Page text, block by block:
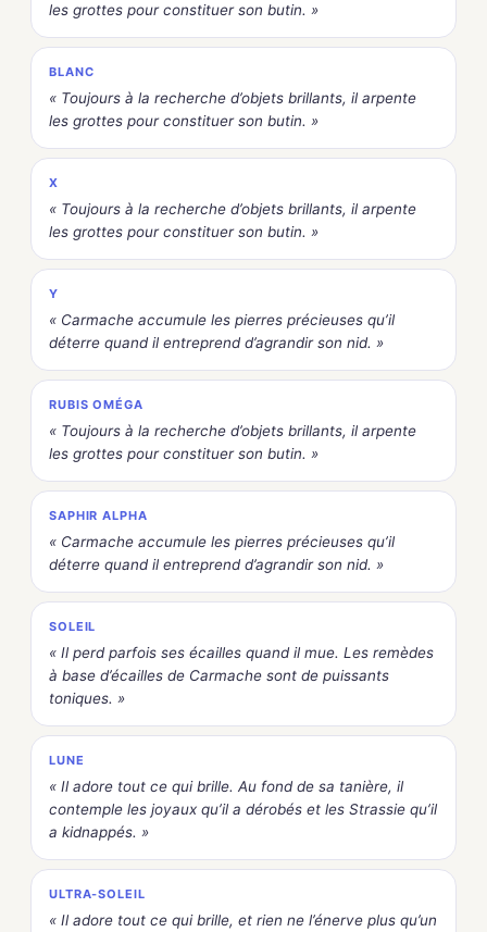
les grottes pour constituer son butin. »
BLANC
« Toujours à la recherche d’objets brillants, il arpente
les grottes pour constituer son butin. »
X
« Toujours à la recherche d’objets brillants, il arpente
les grottes pour constituer son butin. »
Y
« Carmache accumule les pierres précieuses qu’il
déterre quand il entreprend d’agrandir son nid. »
RUBIS OMÉGA
« Toujours à la recherche d’objets brillants, il arpente
les grottes pour constituer son butin. »
SAPHIR ALPHA
« Carmache accumule les pierres précieuses qu’il
déterre quand il entreprend d’agrandir son nid. »
SOLEIL
« Il perd parfois ses écailles quand il mue. Les remèdes
à base d’écailles de Carmache sont de puissants
toniques. »
LUNE
« Il adore tout ce qui brille. Au fond de sa tanière, il
contemple les joyaux qu’il a dérobés et les Strassie qu’il
a kidnappés. »
ULTRA-SOLEIL
« Il adore tout ce qui brille, et rien ne l’énerve plus qu’un